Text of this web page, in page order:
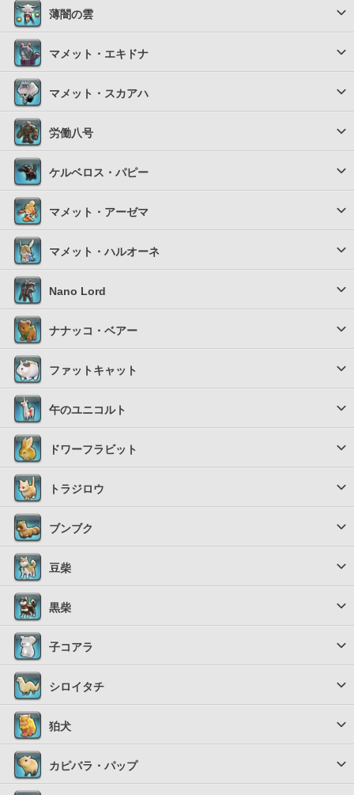
薄闇の雲
マメット・エキドナ
マメット・スカアハ
労働八号
ケルベロス・パピー
マメット・アーゼマ
マメット・ハルオーネ
Nano Lord
ナナッコ・ベアー
ファットキャット
午のユニコルト
ドワーフラビット
トラジロウ
ブンブク
豆柴
黒柴
子コアラ
シロイタチ
狛犬
カピバラ・パップ